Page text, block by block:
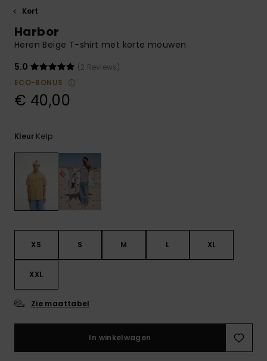
de meest
vragen en ons
contactformulier.
VERLANGLIJST
Kort
Harbor
Heren Beige T-shirt met korte mouwen
5.0
(2 Reviews)
ECO-BONUS
€ 40,00
Kleur Kelp
XS S M L XL
XXL
Zie maattabel
In winkelwagen